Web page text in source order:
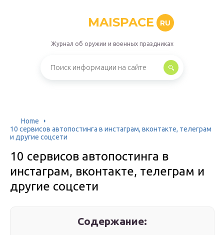
MAISPACE RU
Журнал об оружии и военных праздниках
Home
10 сервисов автопостинга в инстаграм, вконтакте, телеграм
и другие соцсети
10 сервисов автопостинга в
инстаграм, вконтакте, телеграм и
другие соцсети
Содержание: